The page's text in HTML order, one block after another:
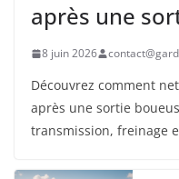
après une
8 juin 2026
Découvrez comment
après une sortie
transmission, freinage